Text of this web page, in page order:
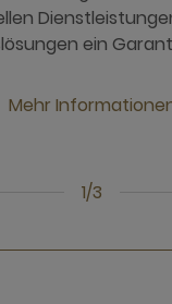
ein
Mehr
1/3